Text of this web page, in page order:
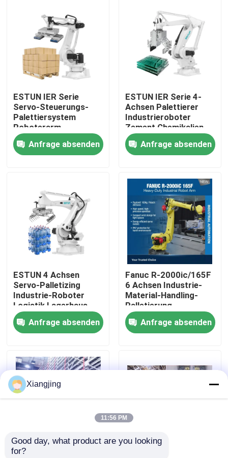
Produkte
Videos
Werksbesichtigung
Qualitätskontrolle
Kontakt mit uns
Blog
Bitte um ein Angebot
Industrieroboter-Arm
ESTUN IER Serie
Servo-Steuerungs-
Palettiersystem
Roboterarm
Kartonverpackungslinie
Endpalettierroboter
Anfrage absenden
ESTUN IER Serie 4-
Achsen Palettierer
Industrieroboter
Zement Chemikalien
Sackhandling
Lagerautomatisierung
Palettierroboter
Anfrage absenden
ESTUN 4 Achsen
Servo-Palletizing
Industrie-Roboter
Logistik Lagerhaus
Kartonbox Handling
Palletizing Roboter
Anfrage absenden
Fanuc R-2000ic/165F
6 Achsen Industrie-
Material-Handling-
Palletierung
Roboterarm
Anfrage absenden
Lieferant
Xiangjing
11:56 PM
Good day, what product are you looking
for?